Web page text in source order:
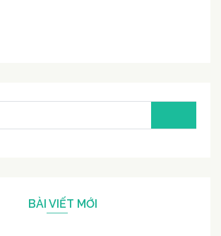
kiếm:
BÀI VIẾT MỚI